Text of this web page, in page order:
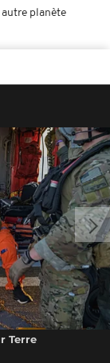
planète
Terre